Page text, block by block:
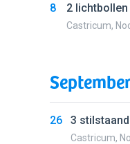
8 2
Castricum,
26 3
Castricum,